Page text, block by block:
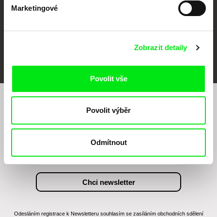
Marketingové
Zobrazit detaily
Povolit vše
Povolit výběr
Odmítnout
Visions du Réel
Chcete být pravidelně informováni o našem
Odesláním registrace k Newsletteru souhlasím se zasíláním obchodních sdělení